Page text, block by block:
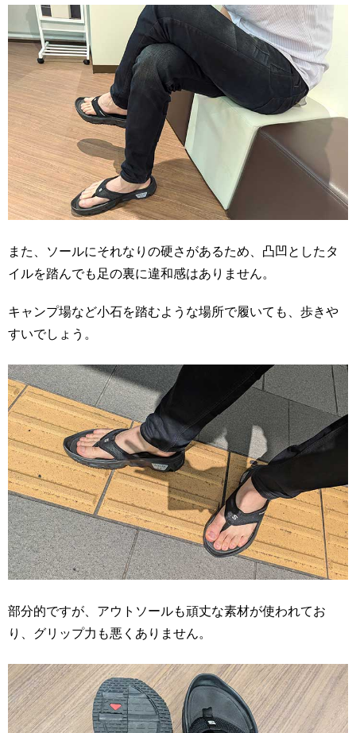
また、ソールにそれなりの硬さがあるため、凸凹としたタ
イルを踏んでも足の裏に違和感はありません。
キャンプ場など小石を踏むような場所で履いても、歩きや
すいでしょう。
部分的ですが、アウトソールも頑丈な素材が使われてお
り、グリップ力も悪くありません。